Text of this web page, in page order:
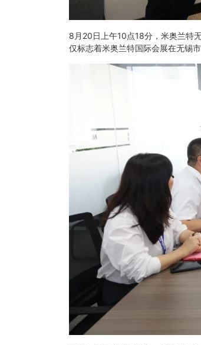
8月20日上午10点18分，米奥兰特
仅标志着米奥兰特国际会展在无锡